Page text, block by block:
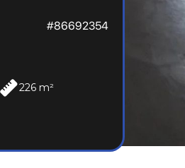
#86692354
226 m²